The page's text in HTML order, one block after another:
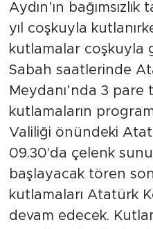
Aydın’ın
yıl coşkuyla
kutlamalar coşkuyla
Sabah saatlerinde
Meydanı’nda 3 pare
kutlamaların
Valiliği önündeki
09.30'da çelenk
başlayacak tören
kutlamaları Atatürk
devam edecek.